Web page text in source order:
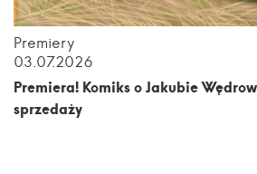
Premiery
03.07.2026
Premiera! Komiks o Jakubie
sprzedaży